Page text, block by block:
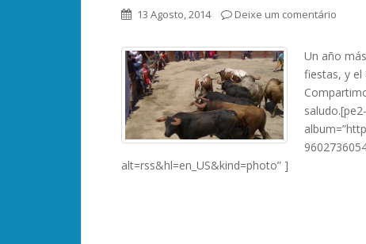
13 Agosto, 2014 Deixe um comentário
Un año
fiestas, y el
alt=rss&hl=en_US&kind=photo” ]